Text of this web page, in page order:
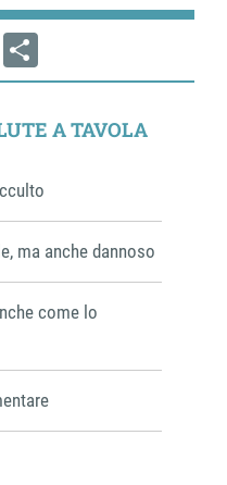
Share
A TAVOLA
ma anche dannoso
come lo